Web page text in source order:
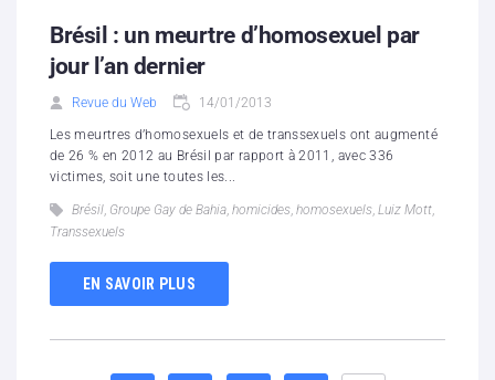
Brésil : un meurtre d’homosexuel par
jour l’an dernier
Revue du Web 14/01/2013
Les meurtres d’homosexuels et de transsexuels ont augmenté
de 26 % en 2012 au Brésil par rapport à 2011, avec 336
victimes, soit une toutes les...
Brésil, Groupe Gay de Bahia, homicides, homosexuels, Luiz Mott,
Transsexuels
EN SAVOIR PLUS